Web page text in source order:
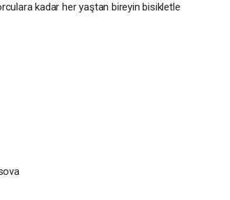
kadar her yaştan bireyin bisikletle